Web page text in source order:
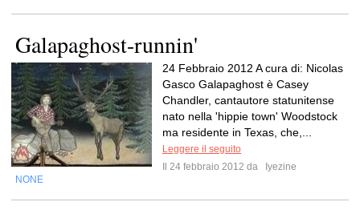
Galapaghost-runnin'
24 Febbraio 2012 A cura di: Nicolas
Gasco Galapaghost è Casey
Chandler, cantautore statunitense
nato nella 'hippie town' Woodstock
ma residente in Texas, che,...
Leggere il seguito
Il 24 febbraio 2012 da
Iyezine
NONE